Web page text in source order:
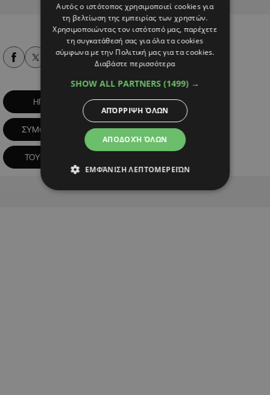
Alpha Podcasts
ΗΠΑ Κύπρος
ΣΥΜΦΩΝΙΑ ΑΜΥΝΤΙΚΗΣ ΣΥΝΕΡΓΑΣΙΑΣ
ΤΟΥΡΚΙΑ
Αυτός ο ιστότοπος χρησιμοποιεί cookies για
τη βελτίωση της εμπειρίας των χρηστών.
Χρησιμοποιώντας τον ιστότοπό μας, παρέχετε
τη συγκατάθεσή σας για όλα τα cookies
σύμφωνα με την Πολιτική μας για τα cookies.
Διαβάστε περισσότερα
SHOW ALL PARTNERS (1499) →
ΑΠΟΔΟΧΉ ΌΛΩΝ
ΑΠΌΡΡΙΨΗ ΌΛΩΝ
ΕΜΦΆΝΙΣΗ ΛΕΠΤΟΜΕΡΕΙΏΝ